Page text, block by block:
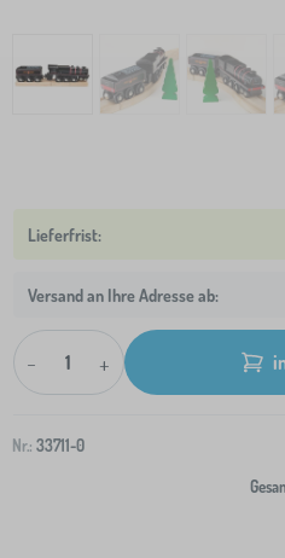
Versand an Ihre Adresse ab:
- +
Nr.: 33711-0